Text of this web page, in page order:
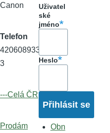
Canon
Telefon
4206089333
3
---Celá ČR
Prodám
Uživatel
ské
jméno
Heslo
Obn